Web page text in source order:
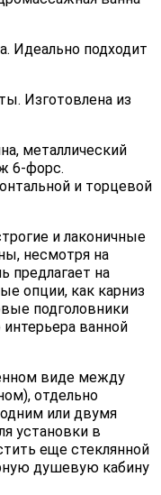
Идеально подходит
Изготовлена из
металлический
6-форс.
и торцевой
и лаконичные
несмотря на
предлагает на
опции, как карниз
подголовники
ванной
виде между
отдельно
или двумя
установки в
еще стеклянной
душевую кабину